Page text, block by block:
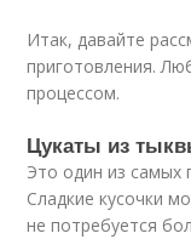
Итак, давайте
приготовления.
процессом.
Цукаты из
Это один из самых
Сладкие кусочки
не потребуется